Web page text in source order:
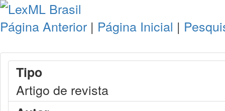
Página Anterior | Página Inicial |
Tipo
Artigo de revista